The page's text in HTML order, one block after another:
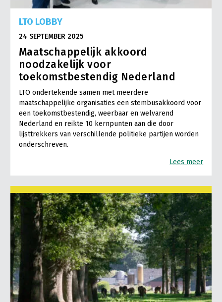
LTO LOBBY
24 SEPTEMBER 2025
Maatschappelijk akkoord
noodzakelijk voor
toekomstbestendig Nederland
LTO ondertekende samen met meerdere
maatschappelijke organisaties een stembusakkoord voor
een toekomstbestendig, weerbaar en welvarend
Nederland en reikte 10 kernpunten aan die door
lijsttrekkers van verschillende politieke partijen worden
onderschreven.
Lees meer